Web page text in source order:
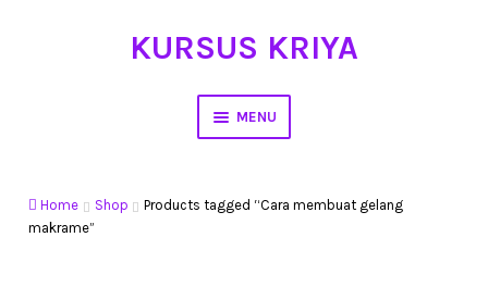
KURSUS KRIYA
MENU
Hasil Karya
Home Shop
Products tagged “Cara membuat gelang
makrame”